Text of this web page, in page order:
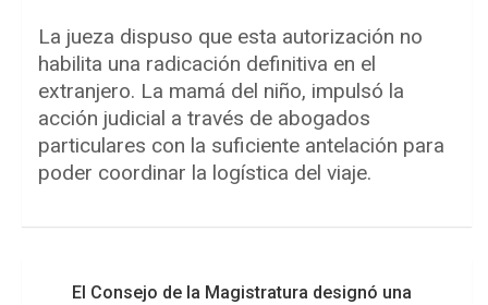
La jueza dispuso que esta autorización no
habilita una radicación definitiva en el
extranjero. La mamá del niño, impulsó la
acción judicial a través de abogados
particulares con la suficiente antelación para
poder coordinar la logística del viaje.
El Consejo de la Magistratura designó una